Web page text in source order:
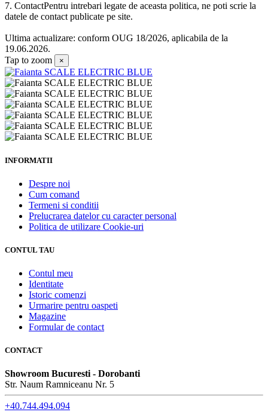
7. ContactPentru intrebari legate de aceasta politica, ne poti scrie la
datele de contact publicate pe site.
Ultima actualizare: conform OUG 18/2026, aplicabila de la
19.06.2026.
Tap to zoom
×
INFORMATII
Despre noi
Cum comand
Termeni si conditii
Prelucrarea datelor cu caracter personal
Politica de utilizare Cookie-uri
CONTUL TAU
Contul meu
Identitate
Istoric comenzi
Urmarire pentru oaspeti
Magazine
Formular de contact
CONTACT
Showroom Bucuresti - Dorobanti
Str. Naum Ramniceanu Nr. 5
+40.744.494.094